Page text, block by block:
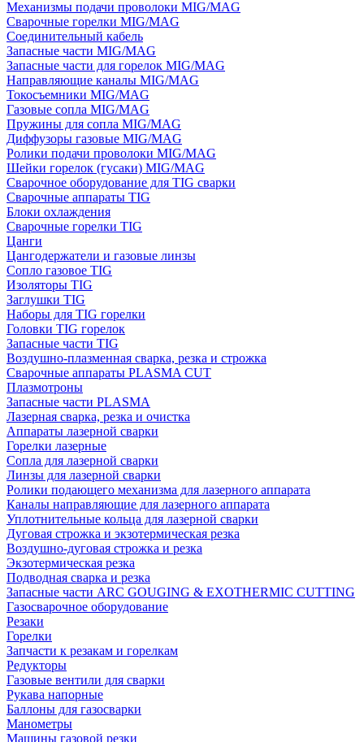
Механизмы подачи проволоки MIG/MAG
Сварочные горелки MIG/MAG
Соединительный кабель
Запасные части MIG/MAG
Запасные части для горелок MIG/MAG
Направляющие каналы MIG/MAG
Токосъемники MIG/MAG
Газовые сопла MIG/MAG
Пружины для сопла MIG/MAG
Диффузоры газовые MIG/MAG
Ролики подачи проволоки MIG/MAG
Шейки горелок (гусаки) MIG/MAG
Сварочное оборудование для TIG сварки
Сварочные аппараты TIG
Блоки охлаждения
Сварочные горелки TIG
Цанги
Цангодержатели и газовые линзы
Сопло газовое TIG
Изоляторы TIG
Заглушки TIG
Наборы для TIG горелки
Головки TIG горелок
Запасные части TIG
Воздушно-плазменная сварка, резка и строжка
Сварочные аппараты PLASMA CUT
Плазмотроны
Запасные части PLASMA
Лазерная сварка, резка и очистка
Аппараты лазерной сварки
Горелки лазерные
Сопла для лазерной сварки
Линзы для лазерной сварки
Ролики подающего механизма для лазерного аппарата
Каналы направляющие для лазерного аппарата
Уплотнительные кольца для лазерной сварки
Дуговая строжка и экзотермическая резка
Воздушно-дуговая строжка и резка
Экзотермическая резка
Подводная сварка и резка
Запасные части ARC GOUGING & EXOTHERMIC CUTTING
Газосварочное оборудование
Резаки
Горелки
Запчасти к резакам и горелкам
Редукторы
Газовые вентили для сварки
Рукава напорные
Баллоны для газосварки
Манометры
Машины газовой резки